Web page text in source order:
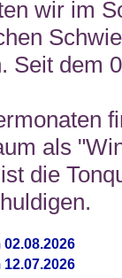
wir im
Seit dem
als
die